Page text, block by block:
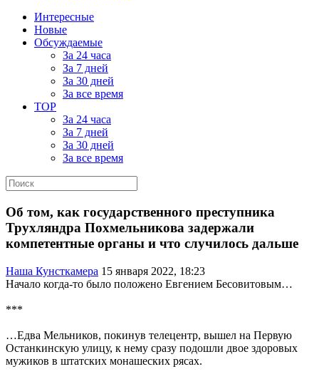
Интересные
Новые
Обсуждаемые
За 24 часа
За 7 дней
За 30 дней
За все время
TOP
За 24 часа
За 7 дней
За 30 дней
За все время
Об том, как государственного преступника
Трухляндра Похмельникова задержали
компетентные органы и что случилось дальше
Наша Кунсткамера 15 января 2022, 18:23
Начало когда-то было положено Евгением Бесовитовым…
***
…Едва Мельников, покинув телецентр, вышел на Первую
Останкинскую улицу, к нему сразу подошли двое здоровых
мужиков в штатских монашеских рясах.